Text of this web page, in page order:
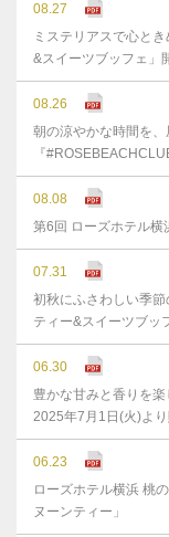
08.27
ミステリアスで心と
&スイーツブッフェ」
08.26
朝の涼やかな時間を
『
08.08
第6回 ローズホテル横
07.31
初秋にふさわしい季
ティー&スイーツブッ
06.30
豊かな⽢みと⾹りを楽
2025年7⽉1⽇(⽕)よ
06.23
ローズホテル横浜 桃
ヌーンティー」